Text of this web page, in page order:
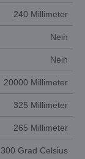
240 Millimeter
Nein
Nein
20000 Millimeter
325 Millimeter
265 Millimeter
300 Grad Celsius